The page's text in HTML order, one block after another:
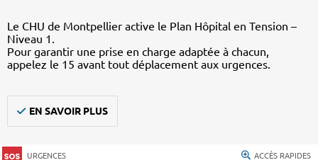
Le CHU de Montpellier active le Plan Hôpital en Tension –
Niveau 1.
Pour garantir une prise en charge adaptée à chacun,
appelez le 15 avant tout déplacement aux urgences.
EN SAVOIR PLUS
URGENCES ACCÈS RAPIDES